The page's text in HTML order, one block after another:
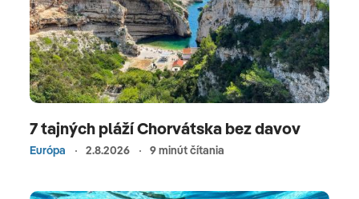
7 tajných pláží Chorvátska bez davov
Európa 2.8.2026 9 minút čítania